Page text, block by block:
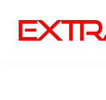
content